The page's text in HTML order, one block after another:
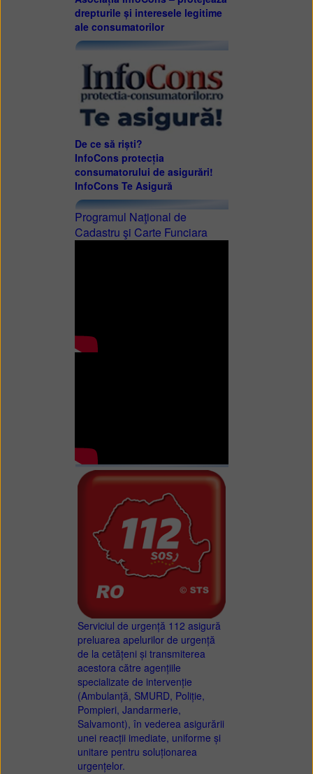
drepturile și interesele legitime
ale consumatorilor
De ce să riști?
InfoCons protecția
consumatorului de asigurări!
InfoCons Te Asigură
Programul Naţional de
Cadastru şi Carte Funciara
Serviciul de urgență 112 asigură
preluarea apelurilor de urgență
de la cetățeni și transmiterea
acestora către agențiile
specializate de intervenție
(Ambulanță, SMURD, Poliție,
Pompieri, Jandarmerie,
Salvamont), în vederea asigurării
unei reacții imediate, uniforme și
unitare pentru soluționarea
urgențelor.